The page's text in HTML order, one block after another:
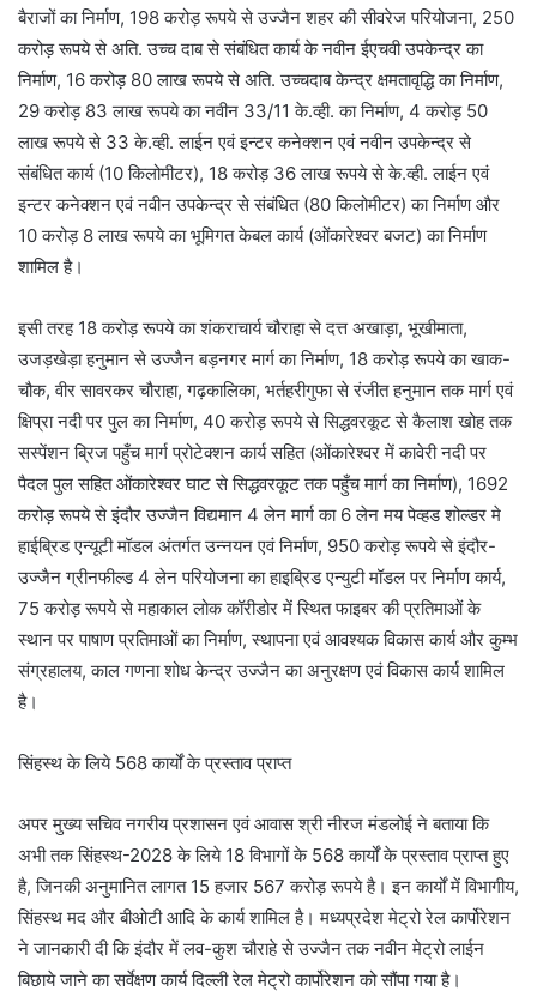
बैराजों का निर्माण, 198 करोड़ रूपये से उज्जैन शहर की सीवरेज परियोजना, 250
करोड़ रूपये से अति. उच्च दाब से संबंधित कार्य के नवीन ईएचवी उपकेन्द्र का
निर्माण, 16 करोड़ 80 लाख रूपये से अति. उच्चदाब केन्द्र क्षमतावृद्धि का निर्माण,
29 करोड़ 83 लाख रूपये का नवीन 33/11 के.व्ही. का निर्माण, 4 करोड़ 50
लाख रूपये से 33 के.व्ही. लाईन एवं इन्टर कनेक्शन एवं नवीन उपकेन्द्र से
संबंधित कार्य (10 किलोमीटर), 18 करोड़ 36 लाख रूपये से के.व्ही. लाईन एवं
इन्टर कनेक्शन एवं नवीन उपकेन्द्र से संबंधित (80 किलोमीटर) का निर्माण और
10 करोड़ 8 लाख रूपये का भूमिगत केबल कार्य (ओंकारेश्वर बजट) का निर्माण
शामिल है।
इसी तरह 18 करोड़ रूपये का शंकराचार्य चौराहा से दत्त अखाड़ा, भूखीमाता,
उजड़खेड़ा हनुमान से उज्जैन बड़नगर मार्ग का निर्माण, 18 करोड़ रूपये का खाक-
चौक, वीर सावरकर चौराहा, गढ़कालिका, भर्तहरीगुफा से रंजीत हनुमान तक मार्ग एवं
क्षिप्रा नदी पर पुल का निर्माण, 40 करोड़ रूपये से सिद्धवरकूट से कैलाश खोह तक
सस्पेंशन ब्रिज पहुँच मार्ग प्रोटेक्शन कार्य सहित (ओंकारेश्वर में कावेरी नदी पर
पैदल पुल सहित ओंकारेश्वर घाट से सिद्धवरकूट तक पहुँच मार्ग का निर्माण), 1692
करोड़ रूपये से इंदौर उज्जैन विद्यमान 4 लेन मार्ग का 6 लेन मय पेव्हड शोल्डर मे
हाईब्रिड एन्यूटी मॉडल अंतर्गत उन्नयन एवं निर्माण, 950 करोड़ रूपये से इंदौर-
उज्जैन ग्रीनफील्ड 4 लेन परियोजना का हाइब्रिड एन्युटी मॉडल पर निर्माण कार्य,
75 करोड़ रूपये से महाकाल लोक कॉरीडोर में स्थित फाइबर की प्रतिमाओं के
स्थान पर पाषाण प्रतिमाओं का निर्माण, स्थापना एवं आवश्यक विकास कार्य और कुम्भ
संग्रहालय, काल गणना शोध केन्द्र उज्जैन का अनुरक्षण एवं विकास कार्य शामिल
है।
सिंहस्थ के लिये 568 कार्यों के प्रस्ताव प्राप्त
अपर मुख्य सचिव नगरीय प्रशासन एवं आवास श्री नीरज मंडलोई ने बताया कि
अभी तक सिंहस्थ-2028 के लिये 18 विभागों के 568 कार्यों के प्रस्ताव प्राप्त हुए
है, जिनकी अनुमानित लागत 15 हजार 567 करोड़ रूपये है। इन कार्यों में विभागीय,
सिंहस्थ मद और बीओटी आदि के कार्य शामिल है। मध्यप्रदेश मेट्रो रेल कार्पोरेशन
ने जानकारी दी कि इंदौर में लव-कुश चौराहे से उज्जैन तक नवीन मेट्रो लाईन
बिछाये जाने का सर्वेक्षण कार्य दिल्ली रेल मेट्रो कार्पोरेशन को सौंपा गया है।